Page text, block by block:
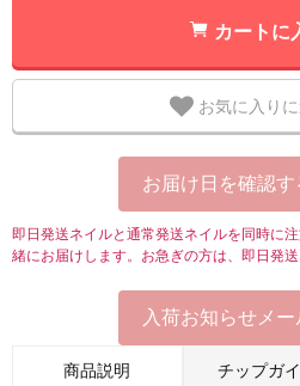
カートに
お気に入り
お届け日を確認す
即日発送ネイルと通常発送ネイルを同時に
緒にお届けします。お急ぎの方は、即日発
入荷お知らせメ
商品説明 チップガ